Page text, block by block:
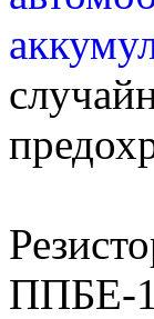
ППБЕ-